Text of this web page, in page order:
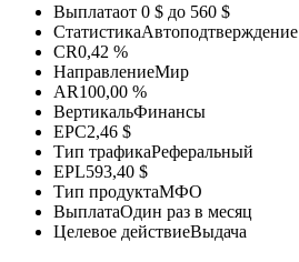
Выплатаот 0 $ до 560 $
СтатистикаАвтоподтверждение
CR0,42 %
НаправлениеМир
AR100,00 %
ВертикальФинансы
EPC2,46 $
Тип трафикаРеферальный
EPL593,40 $
Тип продуктаМФО
ВыплатаОдин раз в месяц
Целевое действиеВыдача